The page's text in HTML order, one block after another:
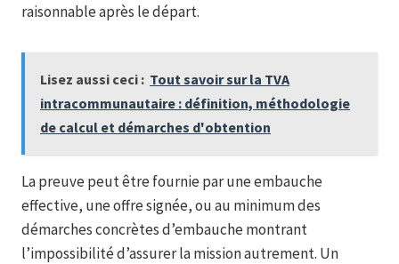
raisonnable après le départ.
Lisez aussi ceci : Tout savoir sur la TVA
intracommunautaire : définition, méthodologie
de calcul et démarches d'obtention
La preuve peut être fournie par une embauche
effective, une offre signée, ou au minimum des
démarches concrètes d’embauche montrant
l’impossibilité d’assurer la mission autrement. Un